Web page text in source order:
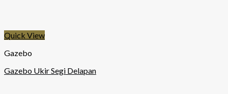
Quick View
Gazebo
Gazebo Ukir Segi Delapan